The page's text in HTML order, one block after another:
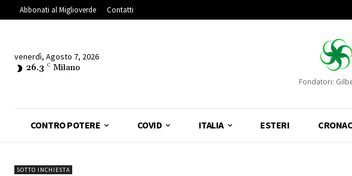
Abbonati al Miglioverde Contatti
venerdì, Agosto 7, 2026
26.3 C Milano
Fondatori:
CONTRO POTERE COVID ITALIA ESTERI
SOTTO INCHIESTA